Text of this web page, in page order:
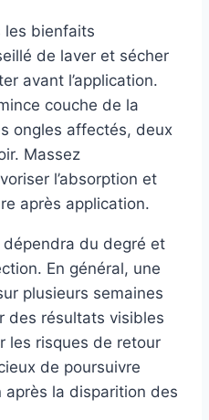
les bienfaits
de laver et sécher
avant l’application.
couche de la
ongles affectés, deux
Massez
l’absorption et
après application.
du degré et
En général, une
plusieurs semaines
des résultats visibles
les risques de retour
de poursuivre
après la disparition des